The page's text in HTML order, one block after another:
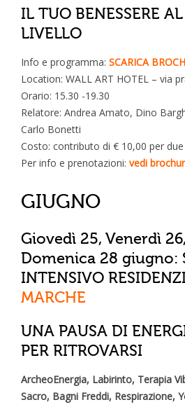
IL TUO BENESSERE
LIVELLO
Info e programma: SCARICA
Location: WALL ART HOTEL – via
Orario: 15.30 -19.30
Relatore: Andrea Amato, Dino
Carlo Bonetti
Costo: contributo di € 10,00 per
Per info e prenotazioni: vedi
GIUGNO
Giovedì 25, Venerdì
Domenica 28 giugno:
INTENSIVO
MARCHE
UNA PAUSA DI
PER RITROVARSI
ArcheoEnergia, Labirinto, Terapia
Sacro, Bagni Freddi, Respirazione,